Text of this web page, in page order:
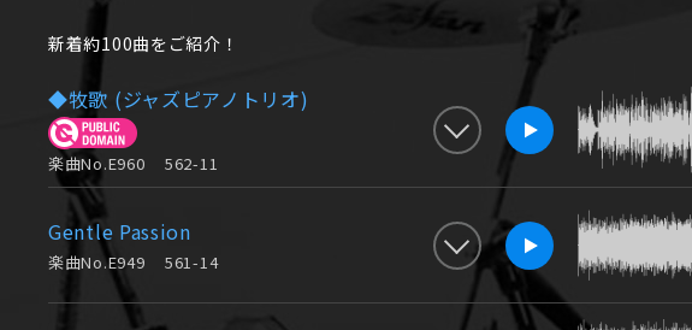
2022.11.02
新曲追加しました。クリスマスソングのハワイアン
2022.10.20
新曲追加しました。ボーカル入りダンスミュージッ
新着約100曲をご紹介！
◆牧歌 (ジャズピアノトリオ)
楽曲No.E960 562-11
Gentle Passion
楽曲No.E949 561-14